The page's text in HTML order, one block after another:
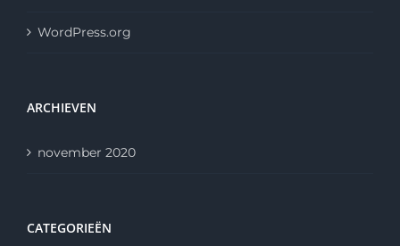
WordPress.org
ARCHIEVEN
november 2020
CATEGORIEËN